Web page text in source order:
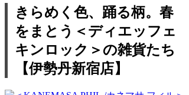
きらめく色、踊る柄。春
をまとう＜ディエッフェ
キンロック＞の雑貨たち
【伊勢丹新宿店】